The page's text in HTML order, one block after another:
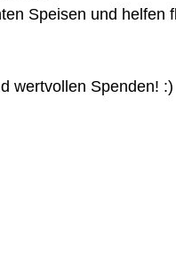
Speisen und helfen
wertvollen Spenden! :)